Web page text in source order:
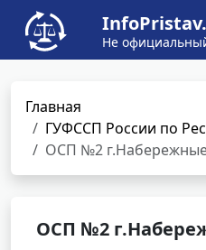
Не
Главная
ГУФССП России по
ОСП №2
ОСП №2